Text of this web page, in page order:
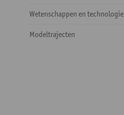
Wetenschappen en technologie
Modeltrajecten